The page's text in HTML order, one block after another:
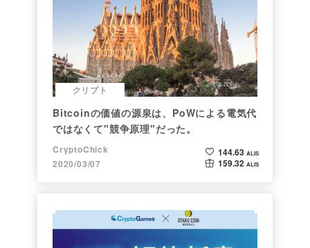
クリプト
Bitcoinの価値の源泉は、PoWによる電気代
ではなくて"競争原理"だった。
CryptoChick
2020/03/07
144.63 ALIS
159.32 ALIS